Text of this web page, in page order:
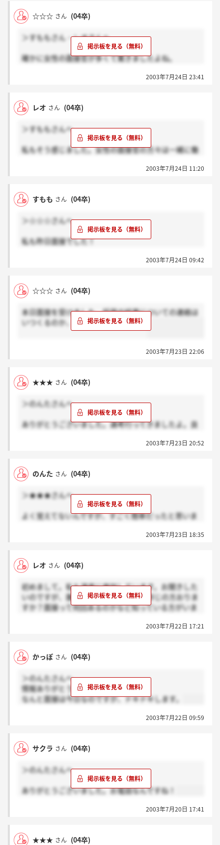
☆☆☆ さん (04卒)
＞すももさん・レオさんへ
確かに女性の面接官が多くて驚きましたよね。
今年もその位なのかもしれませんね。
2003年7月24日 23:41
レオ さん (04卒)
＞すももさんへ
私もそう感じました。女性の面接官の方々は一緒に働
2003年7月24日 11:20
すもも さん (04卒)
＞☆☆☆さんへ
私も昨日面接でした！
面接官の多さにびっくりでした！あの面接は話の内容
より雰囲気や話し方を見てる面接ですよね。
した（；_；）無念です。
2003年7月24日 09:42
☆☆☆ さん (04卒)
本日面接を受けました。採用の結果についての連絡は
いつくるのか、誰かご存知ですか？？
2003年7月23日 22:06
★★★ さん (04卒)
＞のんたさんへ
ありがとうございました。選考行ってきましたよ。良
2003年7月23日 20:52
のんた さん (04卒)
＞★★★さんへ
よく覚えてないんですが、すごく簡単だったと思いま
2003年7月23日 18:35
レオ さん (04卒)
初めまして。私も選考に参加しています。お聞きした
いのですが、誰か選考過程についてご存じの方おりま
すか？面接って何回あるのかなど知っている方がいま
2003年7月22日 17:21
かっぽ さん (04卒)
＞のんたさんへ
情報ありがとうございました。
なんと面接は今日なのですが、ドキドキします。
2003年7月22日 09:59
サクラ さん (04卒)
＞のんたさんへ
ありがとうございました。お電話なんですね！
2003年7月20日 17:41
★★★ さん (04卒)